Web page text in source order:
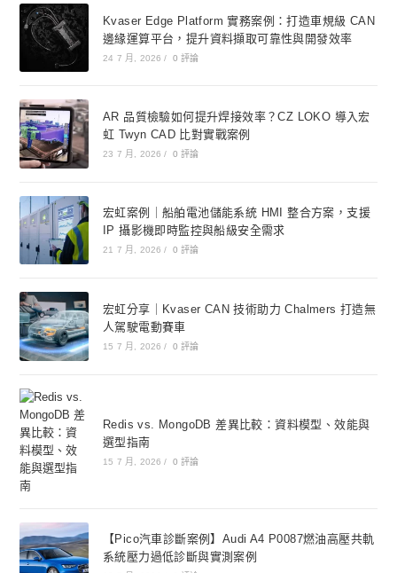
Kvaser Edge Platform 實務案例：打造車規級 CAN
邊緣運算平台，提升資料擷取可靠性與開發效率
24 7 月, 2026 / 0 評論
AR 品質檢驗如何提升焊接效率？CZ LOKO 導入宏
虹 Twyn CAD 比對實戰案例
23 7 月, 2026 / 0 評論
宏虹案例｜船舶電池儲能系統 HMI 整合方案，支援
IP 攝影機即時監控與船級安全需求
21 7 月, 2026 / 0 評論
宏虹分享｜Kvaser CAN 技術助力 Chalmers 打造無
人駕駛電動賽車
15 7 月, 2026 / 0 評論
Redis vs. MongoDB 差異比較：資料模型、效能與
選型指南
15 7 月, 2026 / 0 評論
【Pico汽車診斷案例】Audi A4 P0087燃油高壓共軌
系統壓力過低診斷與實測案例